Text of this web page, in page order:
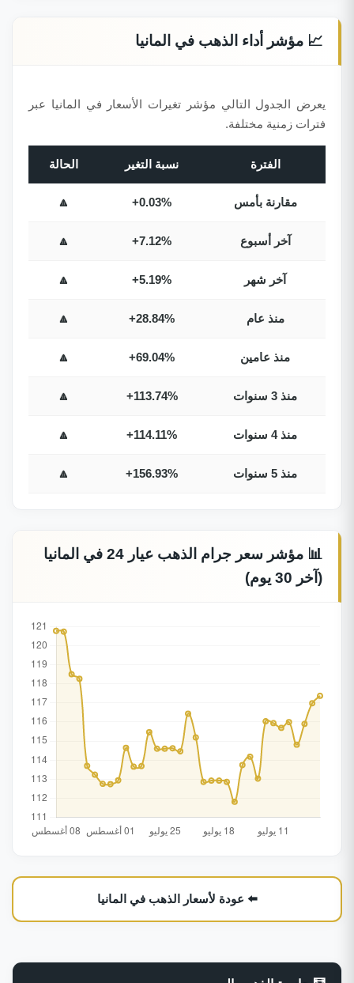
📈 مؤشر أداء الذهب في المانيا
يعرض الجدول التالي مؤشر تغيرات الأسعار في المانيا عبر
فترات زمنية مختلفة.
الفترة نسبة التغير الحالة
مقارنة بأمس +0.03%
🔼
آخر أسبوع +7.12%
🔼
آخر شهر +5.19%
🔼
منذ عام +28.84%
🔼
منذ عامين +69.04%
🔼
منذ 3 سنوات +113.74%
🔼
منذ 4 سنوات +114.11%
🔼
منذ 5 سنوات +156.93%
🔼
📊 مؤشر سعر جرام الذهب عيار 24 في المانيا
(آخر 30 يوم)
⬅️ عودة لأسعار الذهب في المانيا